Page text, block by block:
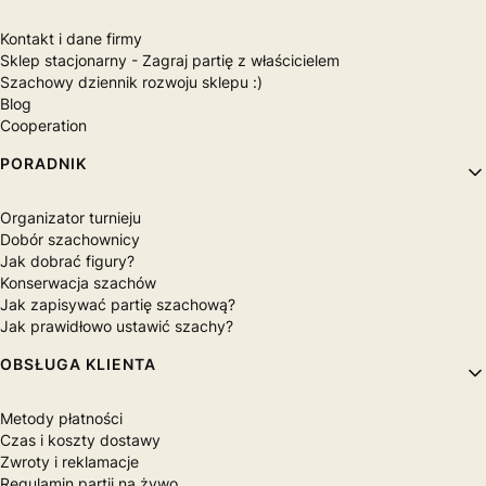
Kontakt i dane firmy
Sklep stacjonarny - Zagraj partię z właścicielem
Szachowy dziennik rozwoju sklepu :)
Blog
Cooperation
PORADNIK
Organizator turnieju
Dobór szachownicy
Jak dobrać figury?
Konserwacja szachów
Jak zapisywać partię szachową?
Jak prawidłowo ustawić szachy?
OBSŁUGA KLIENTA
Metody płatności
Czas i koszty dostawy
Zwroty i reklamacje